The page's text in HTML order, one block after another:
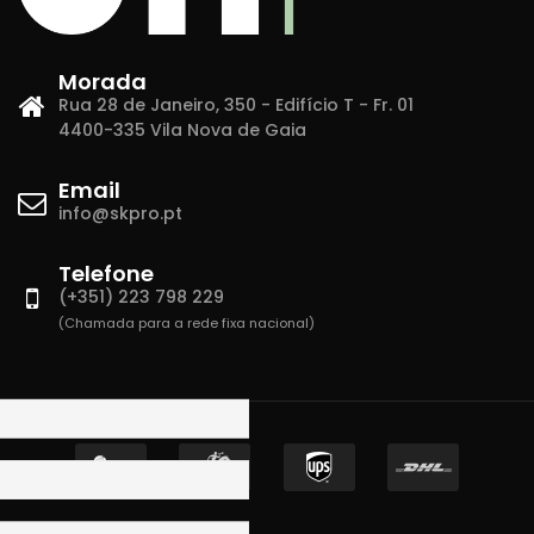
Morada
Rua 28 de Janeiro, 350 - Edifício T - Fr. 01
4400-335 Vila Nova de Gaia
Email
info@skpro.pt
Telefone
(+351) 223 798 229
(Chamada para a rede fixa nacional)